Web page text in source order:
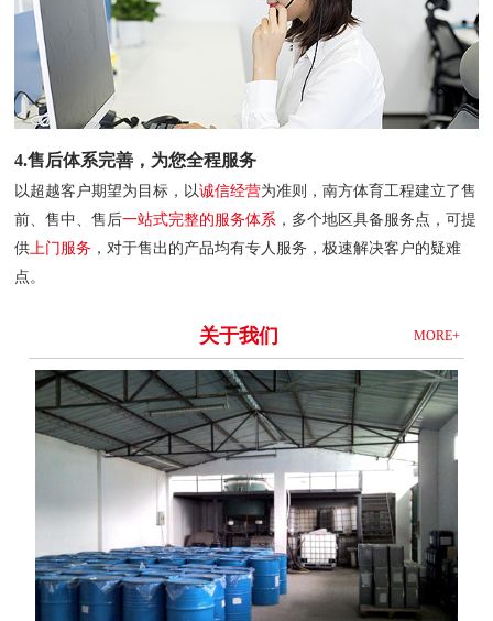
4.售后体系完善，为您全程服务
以超越客户期望为目标，以诚信经营为准则，南方体育工程建立了售
前、售中、售后一站式完整的服务体系 ，多个地区具备服务点，可提
供上门服务 ，对于售出的产品均有专人服务，极速解决客户的疑难
点。
MORE+
关于我们